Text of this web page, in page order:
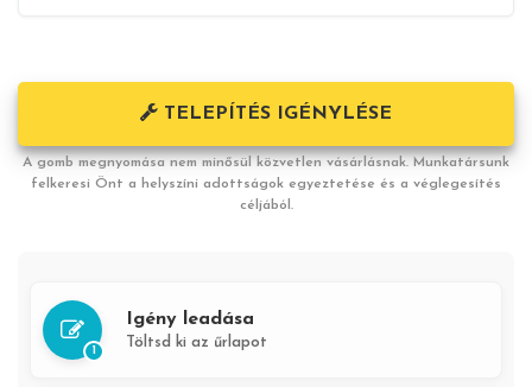
Összesen: 389 519 Ft
1 db Split rendszerű légkondicionáló berendezés üzembe
helyezését
TELEPÍTÉS IGÉNYLÉSE
A gomb megnyomása nem minősül közvetlen vásárlásnak. Munkatársunk
felkeresi Önt a helyszíni adottságok egyeztetése és a véglegesítés
céljából.
1
Igény leadása
Töltsd ki az űrlapot